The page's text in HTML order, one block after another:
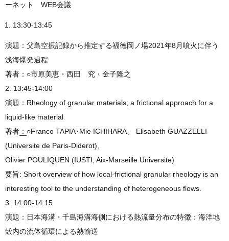
ーネット WEB会議
13:30-13:45
演題：父島空振記録から推定する福徳岡ノ場2021年8月噴火に伴う
浅海爆発過程
著者：○市原美恵・西田 究・金子隆之
2. 13:45-14:00
演題：Rheology of granular materials; a frictional approach for a
liquid-like material
著者 ： ○Franco TAPIA･Mie ICHIHARA、 Elisabeth GUAZZELLI
(Universite de Paris-Diderot)、
Olivier POULIQUEN (IUSTI, Aix-Marseille Universite)
要旨: Short overview of how local-frictional granular rheology is an
interesting tool to the understanding of heterogeneous flows.
3. 14:00-14:15
演題：日本海溝・千島海溝海側における熱流量分布の特徴：海洋地
殻内の流体循環による熱輸送